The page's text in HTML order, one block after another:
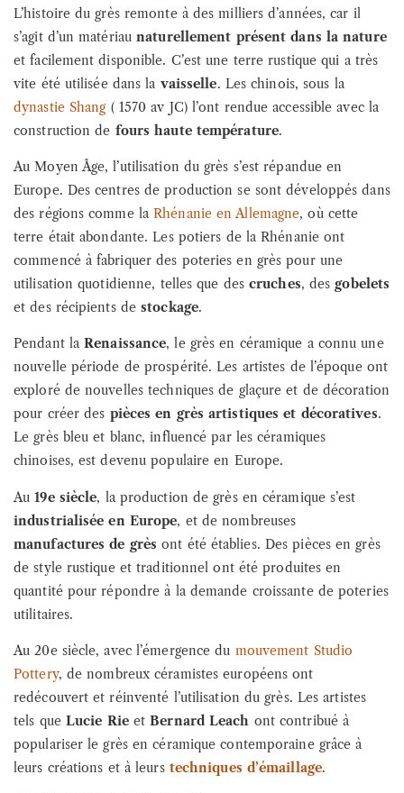
L’histoire du grès remonte à des milliers d’années, car il
s’agit d’un matériaunaturellement présent dans la nature
et facilement disponible. C’est une terre rustique qui a très
vite été utilisée dans la vaisselle. Les chinois, sous la
dynastie Shang( 1570 av JC) l’ont rendue accessible avec la
construction de fours haute température.
Au Moyen Âge, l’utilisation du grès s’est répandue en
Europe. Des centres de production se sont développés dans
des régions comme laRhénanie en Allemagne, où cette
terre était abondante. Les potiers de la Rhénanie ont
commencé à fabriquer des poteries en grès pour une
utilisation quotidienne, telles que descruches, desgobelets
et des récipients destockage.
Pendant laRenaissance, le grès en céramique a connu une
nouvelle période de prospérité. Les artistes de l’époque ont
exploré de nouvelles techniques de glaçure et de décoration
pour créer des pièces en grès artistiques et décoratives.
Le grès bleu et blanc, influencé par les céramiques
chinoises, est devenu populaire en Europe.
Au19e siècle, la production de grès en céramique s’est
industrialisée en Europe, et de nombreuses
manufactures de grès ont été établies. Des pièces en grès
de style rustique et traditionnel ont été produites en
quantité pour répondre à la demande croissante de poteries
utilitaires.
Au 20e siècle, avec l’émergence du mouvement Studio
Pottery, de nombreux céramistes européens ont
redécouvert et réinventé l’utilisation du grès. Les artistes
tels que Lucie RieetBernard Leach ont contribué à
populariser le grès en céramique contemporaine grâce à
leurs créations et à leurs techniques d’émaillage.